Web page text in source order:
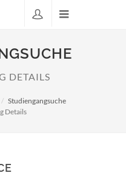
DETAILS
Studiengangsuche
Details